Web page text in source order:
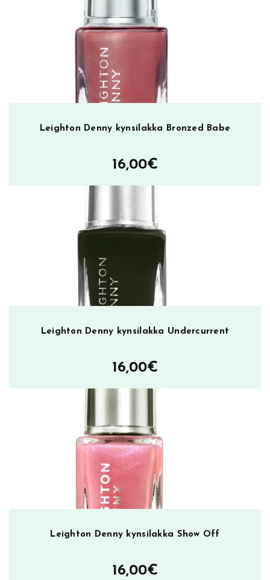
Leighton Denny kynsilakka Bronzed Babe
16,00€
Leighton Denny kynsilakka Undercurrent
16,00€
Leighton Denny kynsilakka Show Off
16,00€